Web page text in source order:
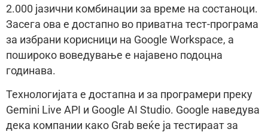
2.000 јазични комбинации за време на состаноци.
Засега ова е достапно во приватна тест-програма
за избрани корисници на Google Workspace, а
пошироко воведување е најавено подоцна
годинава.
Технологијата е достапна и за програмери преку
Gemini Live API и Google AI Studio. Google наведува
дека компании како Grab веќе ја тестираат за